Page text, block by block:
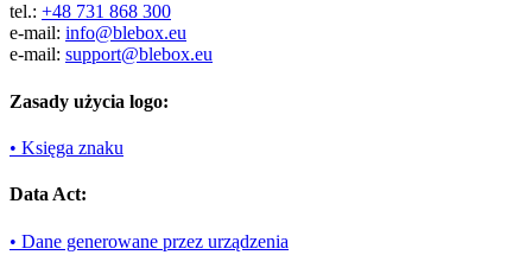
tel.: +48 731 868 300
e-mail: info@blebox.eu
e-mail: support@blebox.eu
Zasady użycia logo:
• Księga znaku
Data Act:
• Dane generowane przez urządzenia